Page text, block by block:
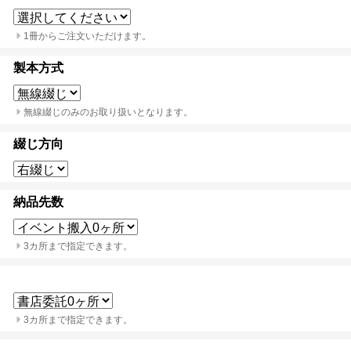
1冊からご注文いただけます。
製本方式
無線綴じのみのお取り扱いとなります。
綴じ方向
納品先数
3カ所まで指定できます。
3カ所まで指定できます。